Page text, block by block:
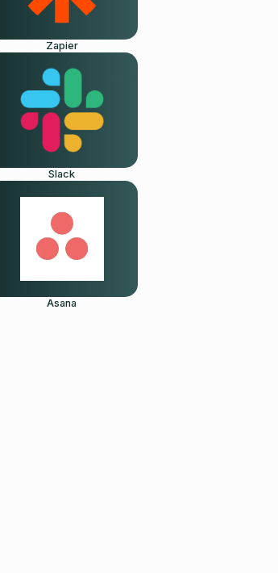
Zapier
Slack
Asana